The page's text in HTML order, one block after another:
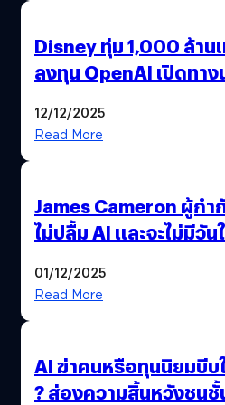
Disney ทุ่ม 1,000 ล้า
ลงทุน OpenAI เปิดทา
12/12/2025
Read More
James Cameron ผู้กำ
ไม่ปลื้ม AI และจะไม่มีวัน
01/12/2025
Read More
AI ฆ่าคนหรือทุนนิยมบีบ
? ส่องความสิ้นหวังชนชั้